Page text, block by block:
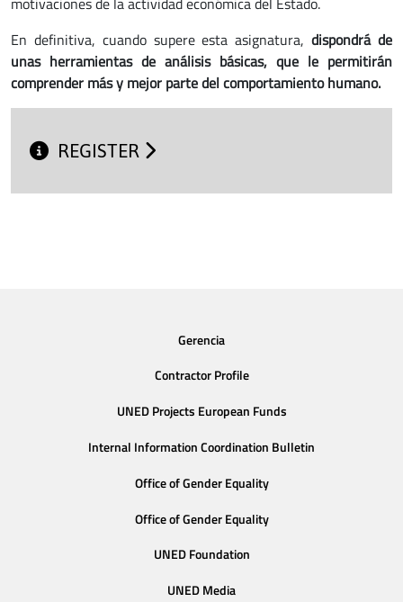
En definitiva, cuando supere esta asignatura,dispondrá de
unas herramientas de análisis básicas, que le permitirán
comprender más y mejor parte del comportamiento humano.
REGISTER
Gerencia
Contractor Profile
UNED Projects European Funds
Internal Information Coordination Bulletin
Office of Gender Equality
Office of Gender Equality
UNED Foundation
UNED Media